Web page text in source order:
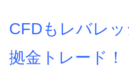
CFDもレバレ
拠金トレード！